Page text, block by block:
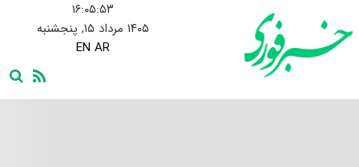
۱۶:۰۵:۵۴
۱۴۰۵ مرداد ۱۵, پنجشنبه
EN AR